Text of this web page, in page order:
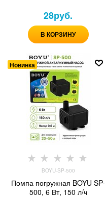
28руб.
В КОРЗИНУ
Новинка
BOYU-SP-500
Помпа погружная BOYU SP-
500, 6 Вт, 150 л/ч